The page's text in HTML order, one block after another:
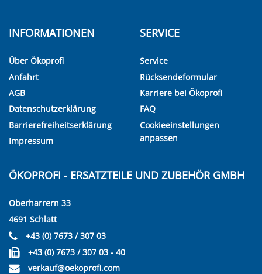
INFORMATIONEN
Über Ökoprofi
Anfahrt
AGB
Datenschutzerklärung
Barrierefreiheitserklärung
Impressum
SERVICE
Service
Rücksendeformular
Karriere bei Ökoprofi
FAQ
Cookieeinstellungen
anpassen
ÖKOPROFI - ERSATZTEILE UND ZUBEHÖR GMBH
Oberharrern 33
4691 Schlatt
+43 (0) 7673 / 307 03
+43 (0) 7673 / 307 03 - 40
verkauf@oekoprofi.com